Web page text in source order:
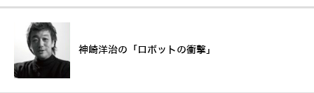
神崎洋治の「ロボットの衝撃」